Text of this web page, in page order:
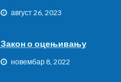
август 26, 2023
Закон о оцењивању
новембар 8, 2022